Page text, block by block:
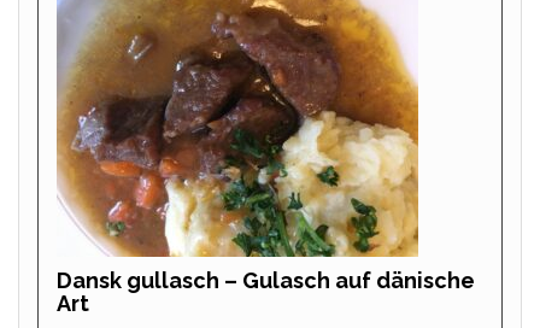
Dansk gullasch – Gulasch auf dänische
Art